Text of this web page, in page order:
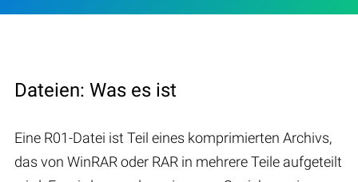
Dateien: Was es ist
Eine R01-Datei ist Teil eines komprimierten Archivs,
das von WinRAR oder RAR in mehrere Teile aufgeteilt